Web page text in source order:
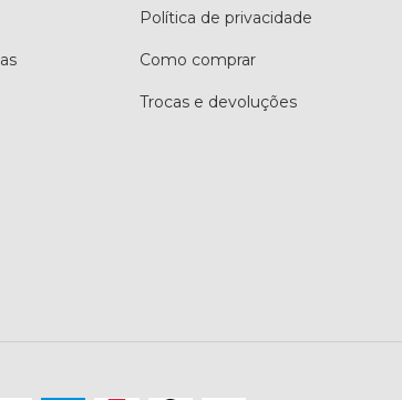
Política de privacidade
Como comprar
Trocas e devoluções